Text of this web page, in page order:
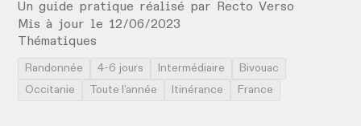
Un guide pratique réalisé par
Recto Verso
Mis à jour le 12/06/2023
Thématiques
Randonnée 4-6 jours Intermédiaire
Bivouac
Occitanie
Toute l’année Itinérance France